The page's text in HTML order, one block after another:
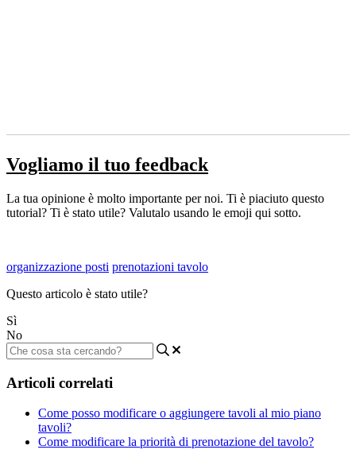
Vogliamo il tuo feedback
La tua opinione è molto importante per noi. Ti è piaciuto questo
tutorial? Ti è stato utile? Valutalo usando le emoji qui sotto.
organizzazione posti prenotazioni tavolo
Questo articolo è stato utile?
Sì
No
Articoli correlati
Come posso modificare o aggiungere tavoli al mio piano
tavoli?
Come modificare la priorità di prenotazione del tavolo?